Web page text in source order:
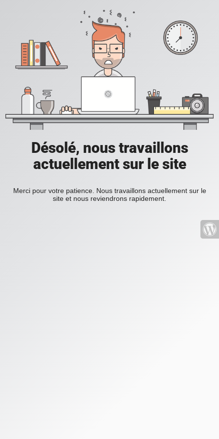
Désolé, nous travaillons
actuellement sur le site
Merci pour votre patience. Nous travaillons actuellement sur le
site et nous reviendrons rapidement.